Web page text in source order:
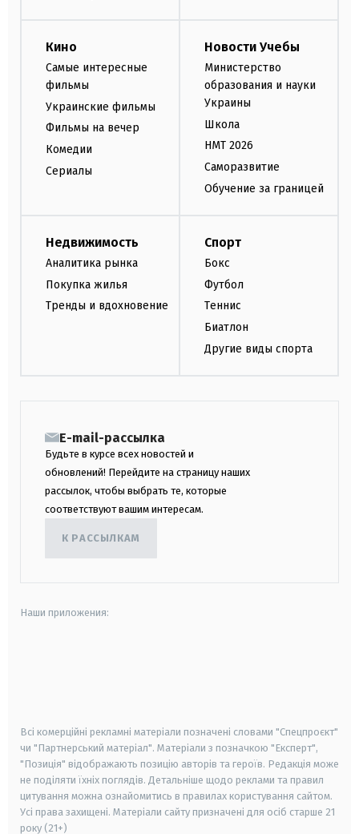
Кино
Самые интересные
фильмы
Украинские фильмы
Фильмы на вечер
Комедии
Сериалы
Новости Учебы
Министерство
образования и науки
Украины
Школа
НМТ 2026
Саморазвитие
Обучение за границей
Недвижимость
Аналитика рынка
Покупка жилья
Тренды и вдохновение
Спорт
Бокс
Футбол
Теннис
Биатлон
Другие виды спорта
E-mail-рассылка
Будьте в курсе всех новостей и
обновлений! Перейдите на страницу наших
рассылок, чтобы выбрать те, которые
соответствуют вашим интересам.
К РАССЫЛКАМ
Наши приложения:
Всі комерційні рекламні матеріали позначені словами "Спецпроєкт"
чи "Партнерський матеріал". Матеріали з позначкою "Експерт",
"Позиція" відображають позицію авторів та героїв. Редакція може
не поділяти їхніх поглядів. Детальніше щодо реклами та правил
цитування можна ознайомитись в правилах користування сайтом.
Усі права захищені. Матеріали сайту призначені для осіб старше 21
року (21+)